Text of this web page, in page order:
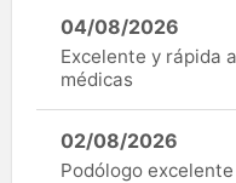
04/08/2026
Excelente y rápida
médicas
02/08/2026
Podólogo excelente